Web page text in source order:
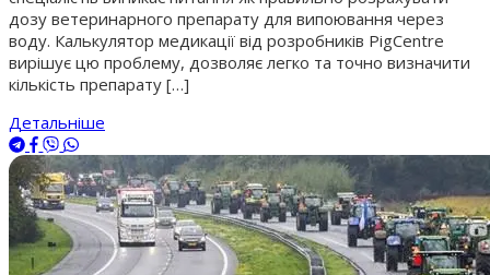
дозу ветеринарного препарату для випоювання через
воду. Калькулятор медикації від розробників PigCentre
вирішує цю проблему, дозволяє легко та точно визначити
кількість препарату […]
Детальніше